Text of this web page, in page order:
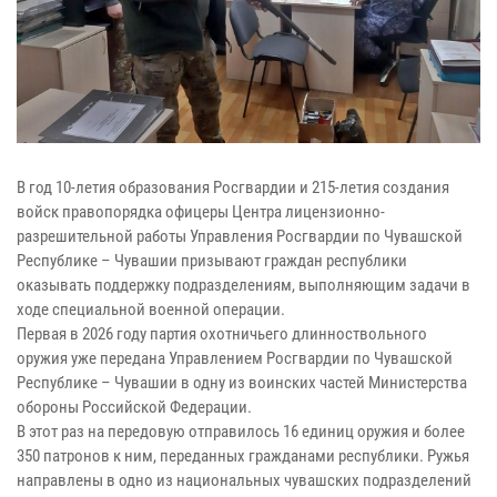
В год 10-летия образования Росгвардии и 215-летия создания
войск правопорядка офицеры Центра лицензионно-
разрешительной работы Управления Росгвардии по Чувашской
Республике – Чувашии призывают граждан республики
оказывать поддержку подразделениям, выполняющим задачи в
ходе специальной военной операции.
Первая в 2026 году партия охотничьего длинноствольного
оружия уже передана Управлением Росгвардии по Чувашской
Республике – Чувашии в одну из воинских частей Министерства
обороны Российской Федерации.
В этот раз на передовую отправилось 16 единиц оружия и более
350 патронов к ним, переданных гражданами республики. Ружья
направлены в одно из национальных чувашских подразделений